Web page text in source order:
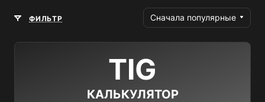
ФИЛЬТР Сначала популярные
TIG
КАЛЬКУЛЯТОР